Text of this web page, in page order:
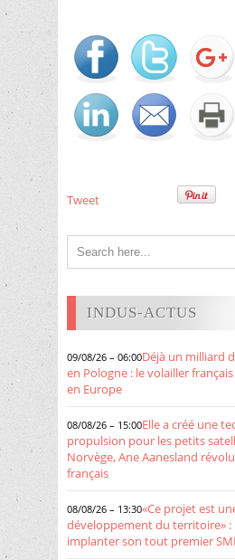
Tweet
INDUS-ACTUS
09/08/26 – 06:00Déjà un milliard
en Pologne : le volailler français
en Europe
08/08/26 – 15:00Elle a créé une
propulsion pour les petits
Norvège, Ane Aanesland
français
08/08/26 – 13:30«Ce projet est
développement du territoire» :
implanter son tout premier